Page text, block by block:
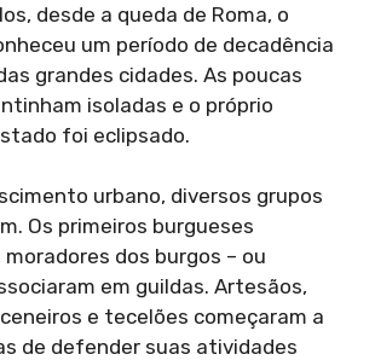
desde a queda de Roma, o
um período de decadência
grandes cidades. As poucas
isoladas e o próprio
foi eclipsado.
urbano, diversos grupos
Os primeiros burgueses
dos burgos – ou
em guildas. Artesãos,
e tecelões começaram a
de defender suas atividades